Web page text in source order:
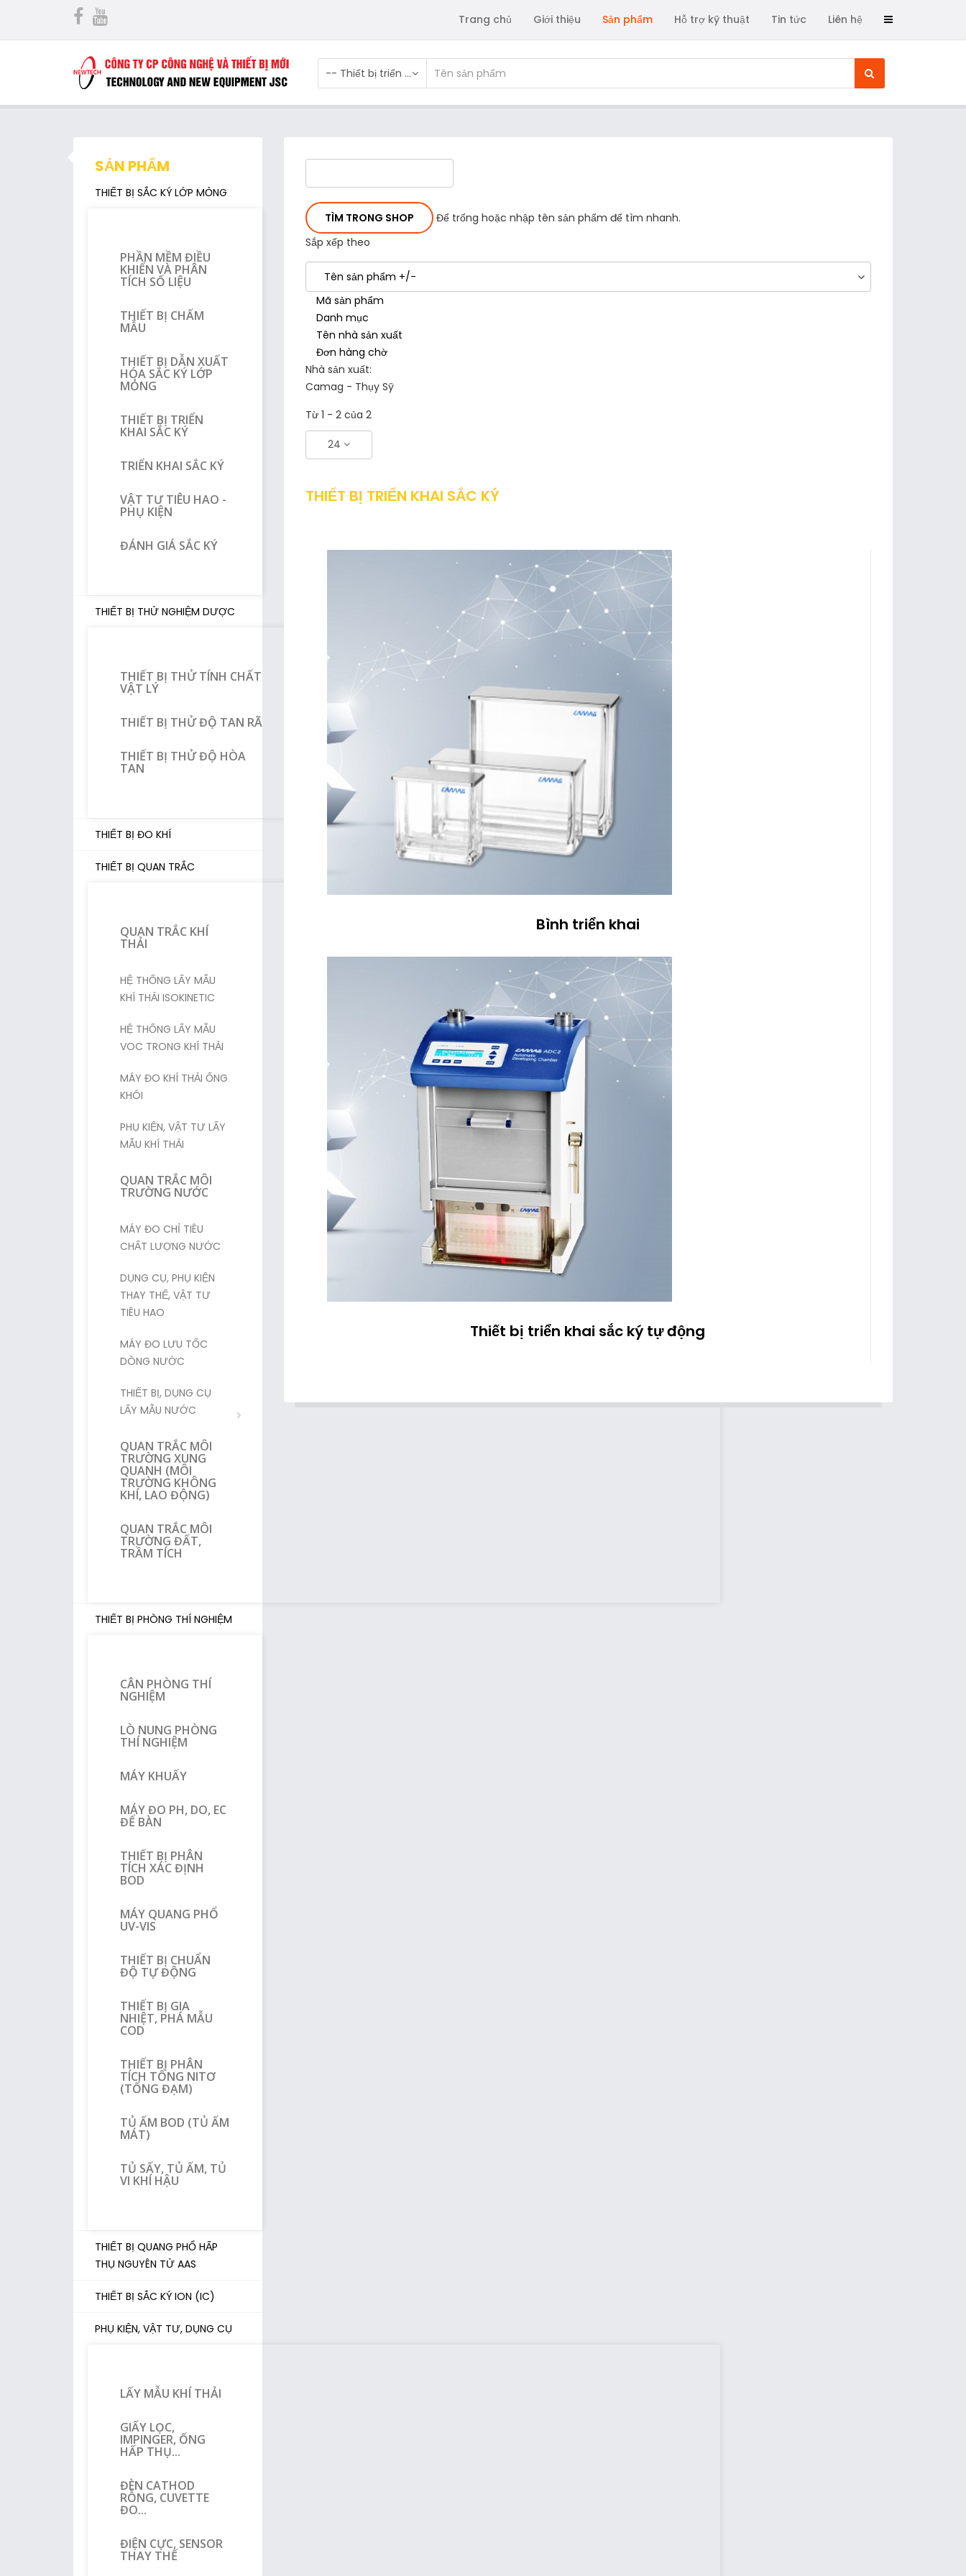
Trang chủ Giới thiệu Sản phẩm Hỗ trợ kỹ thuật Tin tức Liên hệ
-- Thiết bị triển khai sắc ký
SẢN PHẨM
THIẾT BỊ SẮC KÝ LỚP MỎNG
PHẦN MỀM ĐIỀU
KHIỂN VÀ PHÂN
TÍCH SỐ LIỆU
THIẾT BỊ CHẤM
MẪU
THIẾT BỊ DẪN XUẤT
HÓA SẮC KÝ LỚP
MỎNG
THIẾT BỊ TRIỂN
KHAI SẮC KÝ
TRIỂN KHAI SẮC KÝ
VẬT TƯ TIÊU HAO -
PHỤ KIỆN
ĐÁNH GIÁ SẮC KÝ
THIẾT BỊ THỬ NGHIỆM DƯỢC
THIẾT BỊ THỬ TÍNH CHẤT
VẬT LÝ
THIẾT BỊ THỬ ĐỘ TAN RÃ
THIẾT BỊ THỬ ĐỘ HÒA
TAN
THIẾT BỊ ĐO KHÍ
THIẾT BỊ QUAN TRẮC
QUAN TRẮC KHÍ
THẢI
HỆ THỐNG LẤY MẪU
KHÍ THẢI ISOKINETIC
HỆ THỐNG LẤY MẪU
VOC TRONG KHÍ THẢI
MÁY ĐO KHÍ THẢI ỐNG
KHÓI
PHỤ KIỆN, VẬT TƯ LẤY
MẪU KHÍ THẢI
QUAN TRẮC MÔI
TRƯỜNG NƯỚC
MÁY ĐO CHỈ TIÊU
CHẤT LƯỢNG NƯỚC
DỤNG CỤ, PHỤ KIỆN
THAY THẾ, VẬT TƯ
TIÊU HAO
MÁY ĐO LƯU TỐC
DÒNG NƯỚC
THIẾT BỊ, DỤNG CỤ
LẤY MẪU NƯỚC
QUAN TRẮC MÔI
TRƯỜNG XUNG
QUANH (MÔI
TRƯỜNG KHÔNG
KHÍ, LAO ĐỘNG)
QUAN TRẮC MÔI
TRƯỜNG ĐẤT,
TRẦM TÍCH
THIẾT BỊ PHÒNG THÍ NGHIỆM
CÂN PHÒNG THÍ
NGHIỆM
LÒ NUNG PHÒNG
THÍ NGHIỆM
MÁY KHUẤY
MÁY ĐO PH, DO, EC
ĐỂ BÀN
THIẾT BỊ PHÂN
TÍCH XÁC ĐỊNH
BOD
MÁY QUANG PHỔ
UV-VIS
THIẾT BỊ CHUẨN
ĐỘ TỰ ĐỘNG
THIẾT BỊ GIA
NHIỆT, PHÁ MẪU
COD
THIẾT BỊ PHÂN
TÍCH TỔNG NITƠ
(TỔNG ĐẠM)
TỦ ẤM BOD (TỦ ẤM
MÁT)
TỦ SẤY, TỦ ẤM, TỦ
VI KHÍ HẬU
THIẾT BỊ QUANG PHỔ HẤP
THỤ NGUYÊN TỬ AAS
THIẾT BỊ SẮC KÝ ION (IC)
PHỤ KIỆN, VẬT TƯ, DỤNG CỤ
LẤY MẪU KHÍ THẢI
GIẤY LỌC,
IMPINGER, ỐNG
HẤP THỤ...
ĐÈN CATHOD
RỖNG, CUVETTE
ĐO...
ĐIỆN CỰC, SENSOR
THAY THẾ
Để trống hoặc nhập tên sản phẩm để tìm nhanh.
Sắp xếp theo
Tên sản phẩm +/-
Mã sản phẩm
Danh mục
Tên nhà sản xuất
Đơn hàng chờ
Nhà sản xuất:
Camag - Thụy Sỹ
Từ 1 - 2 của 2
24
THIẾT BỊ TRIỂN KHAI SẮC KÝ
Bình triển khai
Thiết bị triển khai sắc ký tự động